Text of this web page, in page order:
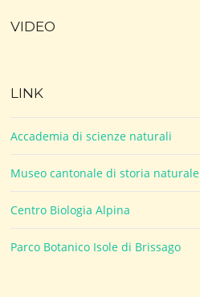
VIDEO
LINK
Accademia di scienze naturali
Museo cantonale di storia naturale
Centro Biologia Alpina
Parco Botanico Isole di Brissago